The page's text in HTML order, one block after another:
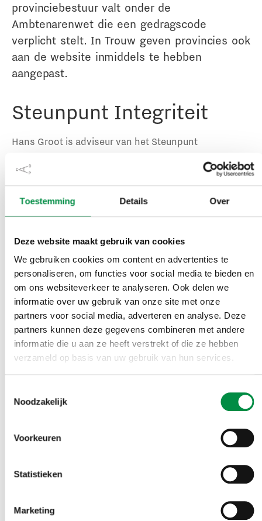
Toestemming Details Over
Deze website maakt gebruik van cookies
We gebruiken cookies om content en advertenties te
personaliseren, om functies voor social media te bieden en
om ons websiteverkeer te analyseren. Ook delen we
informatie over uw gebruik van onze site met onze
partners voor social media, adverteren en analyse. Deze
partners kunnen deze gegevens combineren met andere
informatie die u aan ze heeft verstrekt of die ze hebben
verzameld op basis van uw gebruik van hun services.
Noodzakelijk
Voorkeuren
Statistieken
Marketing
provinciebestuur valt onder de
Ambtenarenwet die een gedragscode
verplicht stelt. In Trouw geven provincies ook
aan de website inmiddels te hebben
aangepast.
Steunpunt Integriteit
Hans Groot is adviseur van het Steunpunt
CAOP. ‘Registers zijn er om te vullen, een
gedragscode heb je niet voor de sier’, zegt hij in
Trouw. ‘Het is goed dat er zicht is op wat een
bestuurder doet, deze mensen hebben namelijk al
een fulltime baan.’
is voor integriteit. Hij benadrukt dat het hebben van
nevenfuncties geen probleem is. ‘Het is goed dat
dergelijke vertegenwoordigers vol in het leven staan
en weten wat in de maatschappij speelt.’
Meer informatie
(Trouw, 20 maart 2019)